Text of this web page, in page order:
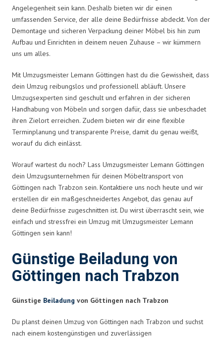
Angelegenheit sein kann. Deshalb bieten wir dir einen
umfassenden Service, der alle deine Bedürfnisse abdeckt. Von der
Demontage und sicheren Verpackung deiner Möbel bis hin zum
Aufbau und Einrichten in deinem neuen Zuhause – wir kümmern
uns um alles.
Mit Umzugsmeister Lemann Göttingen hast du die Gewissheit, dass
dein Umzug reibungslos und professionell abläuft. Unsere
Umzugsexperten sind geschult und erfahren in der sicheren
Handhabung von Möbeln und sorgen dafür, dass sie unbeschadet
ihren Zielort erreichen. Zudem bieten wir dir eine flexible
Terminplanung und transparente Preise, damit du genau weißt,
worauf du dich einlässt.
Worauf wartest du noch? Lass Umzugsmeister Lemann Göttingen
dein Umzugsunternehmen für deinen Möbeltransport von
Göttingen nach Trabzon sein. Kontaktiere uns noch heute und wir
erstellen dir ein maßgeschneidertes Angebot, das genau auf
deine Bedürfnisse zugeschnitten ist. Du wirst überrascht sein, wie
einfach und stressfrei ein Umzug mit Umzugsmeister Lemann
Göttingen sein kann!
Günstige Beiladung von
Göttingen nach Trabzon
Günstige Beiladung von Göttingen nach Trabzon
Du planst deinen Umzug von Göttingen nach Trabzon und suchst
nach einem kostengünstigen und zuverlässigen